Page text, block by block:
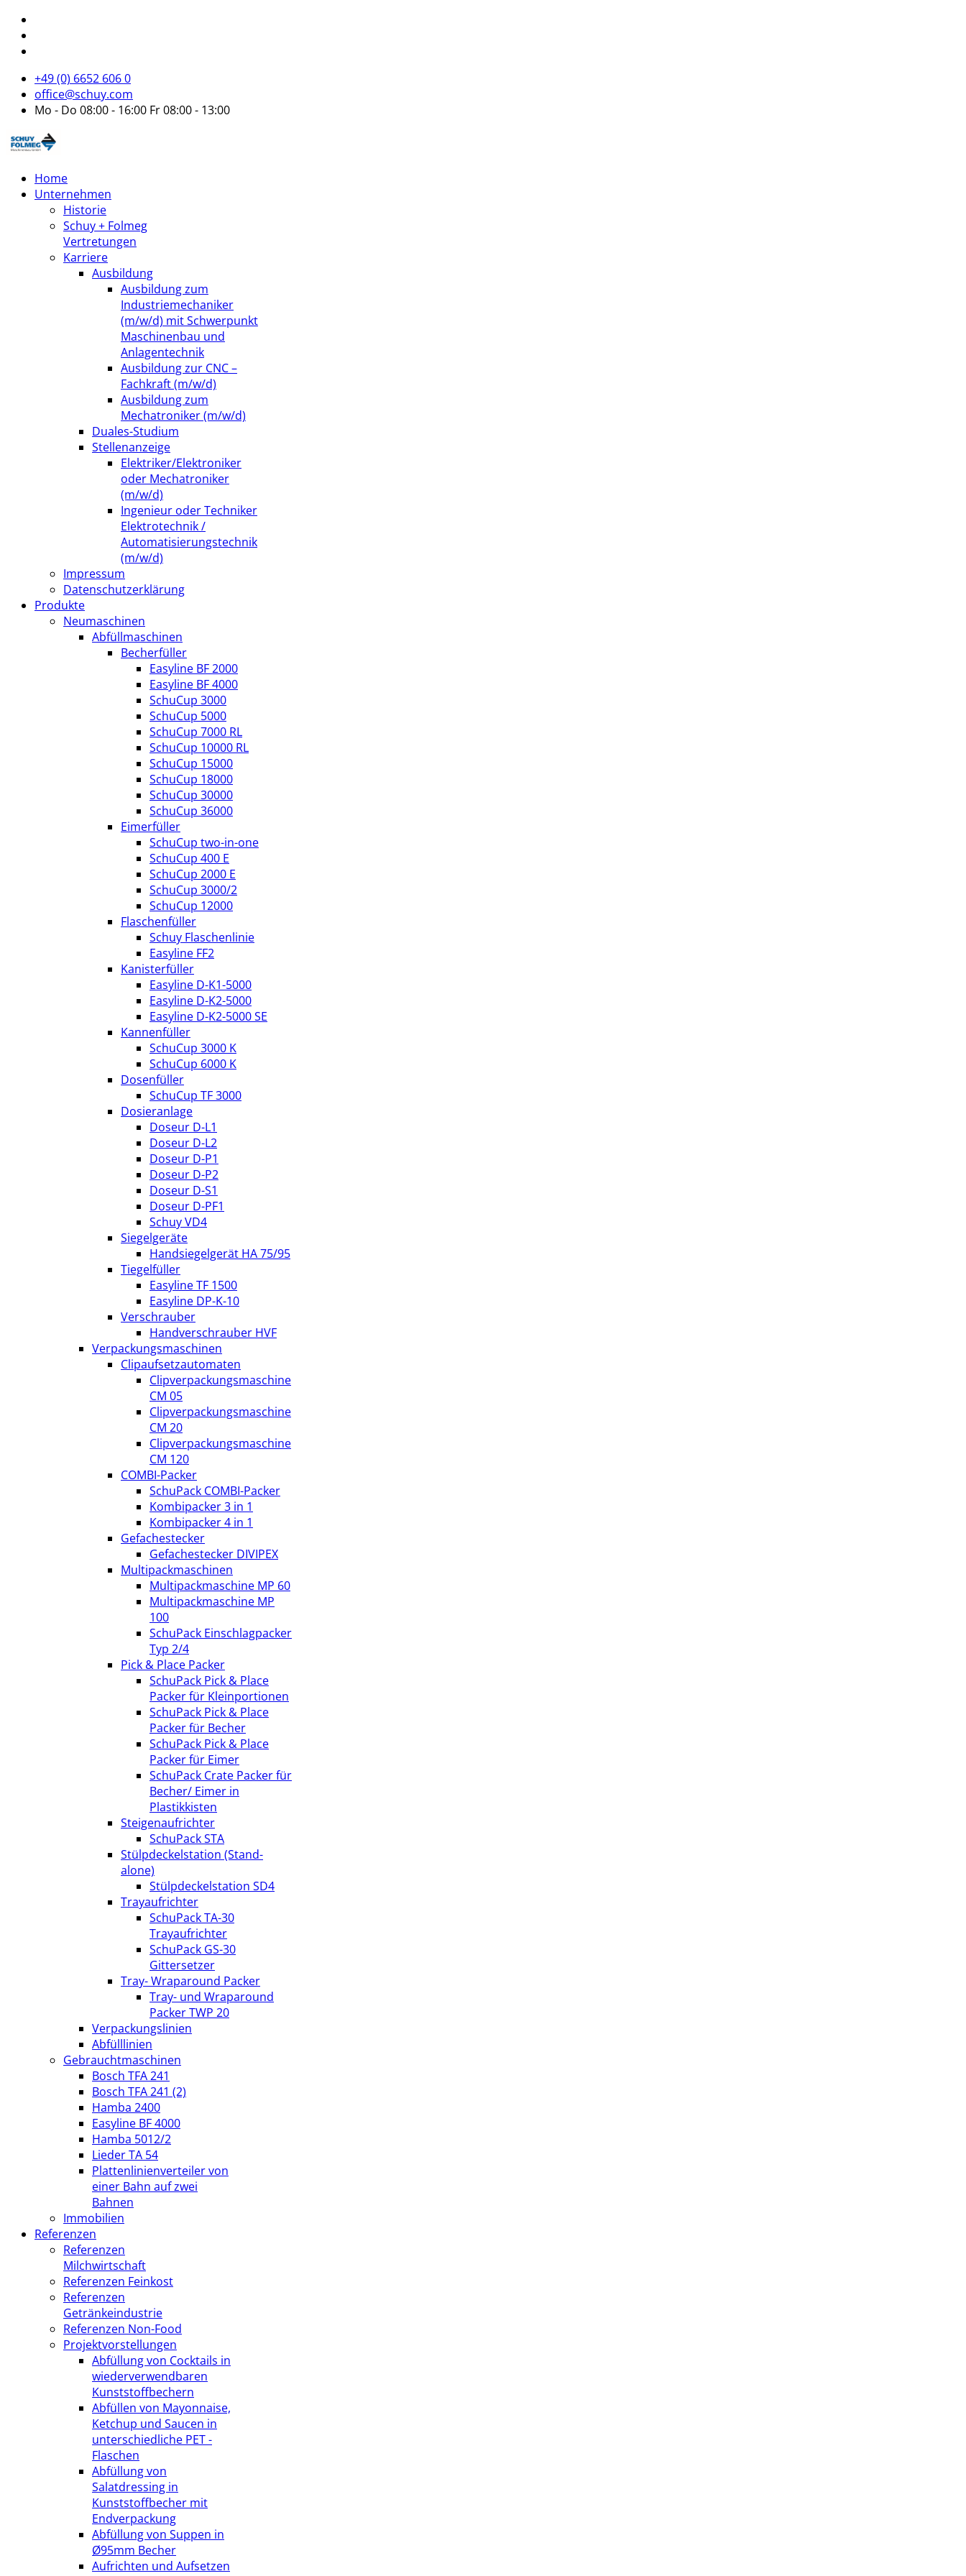
+49 (0) 6652 606 0
office@schuy.com
Mo - Do 08:00 - 16:00 Fr 08:00 - 13:00
Home
Unternehmen
Historie
Schuy + Folmeg
Vertretungen
Karriere
Ausbildung
Ausbildung zum
Industriemechaniker
(m/w/d) mit Schwerpunkt
Maschinenbau und
Anlagentechnik
Ausbildung zur CNC –
Fachkraft (m/w/d)
Ausbildung zum
Mechatroniker (m/w/d)
Duales-Studium
Stellenanzeige
Elektriker/Elektroniker
oder Mechatroniker
(m/w/d)
Ingenieur oder Techniker
Elektrotechnik /
Automatisierungstechnik
(m/w/d)
Impressum
Datenschutzerklärung
Produkte
Neumaschinen
Abfüllmaschinen
Becherfüller
Easyline BF 2000
Easyline BF 4000
SchuCup 3000
SchuCup 5000
SchuCup 7000 RL
SchuCup 10000 RL
SchuCup 15000
SchuCup 18000
SchuCup 30000
SchuCup 36000
Eimerfüller
SchuCup two-in-one
SchuCup 400 E
SchuCup 2000 E
SchuCup 3000/2
SchuCup 12000
Flaschenfüller
Schuy Flaschenlinie
Easyline FF2
Kanisterfüller
Easyline D-K1-5000
Easyline D-K2-5000
Easyline D-K2-5000 SE
Kannenfüller
SchuCup 3000 K
SchuCup 6000 K
Dosenfüller
SchuCup TF 3000
Dosieranlage
Doseur D-L1
Doseur D-L2
Doseur D-P1
Doseur D-P2
Doseur D-S1
Doseur D-PF1
Schuy VD4
Siegelgeräte
Handsiegelgerät HA 75/95
Tiegelfüller
Easyline TF 1500
Easyline DP-K-10
Verschrauber
Handverschrauber HVF
Verpackungsmaschinen
Clipaufsetzautomaten
Clipverpackungsmaschine
CM 05
Clipverpackungsmaschine
CM 20
Clipverpackungsmaschine
CM 120
COMBI-Packer
SchuPack COMBI-Packer
Kombipacker 3 in 1
Kombipacker 4 in 1
Gefachestecker
Gefachestecker DIVIPEX
Multipackmaschinen
Multipackmaschine MP 60
Multipackmaschine MP
100
SchuPack Einschlagpacker
Typ 2/4
Pick & Place Packer
SchuPack Pick & Place
Packer für Kleinportionen
SchuPack Pick & Place
Packer für Becher
SchuPack Pick & Place
Packer für Eimer
SchuPack Crate Packer für
Becher/ Eimer in
Plastikkisten
Steigenaufrichter
SchuPack STA
Stülpdeckelstation (Stand-
alone)
Stülpdeckelstation SD4
Trayaufrichter
SchuPack TA-30
Trayaufrichter
SchuPack GS-30
Gittersetzer
Tray- Wraparound Packer
Tray- und Wraparound
Packer TWP 20
Verpackungslinien
Abfülllinien
Gebrauchtmaschinen
Bosch TFA 241
Bosch TFA 241 (2)
Hamba 2400
Easyline BF 4000
Hamba 5012/2
Lieder TA 54
Plattenlinienverteiler von
einer Bahn auf zwei
Bahnen
Immobilien
Referenzen
Referenzen
Milchwirtschaft
Referenzen Feinkost
Referenzen
Getränkeindustrie
Referenzen Non-Food
Projektvorstellungen
Abfüllung von Cocktails in
wiederverwendbaren
Kunststoffbechern
Abfüllen von Mayonnaise,
Ketchup und Saucen in
unterschiedliche PET -
Flaschen
Abfüllung von
Salatdressing in
Kunststoffbecher mit
Endverpackung
Abfüllung von Suppen in
Ø95mm Becher
Aufrichten und Aufsetzen